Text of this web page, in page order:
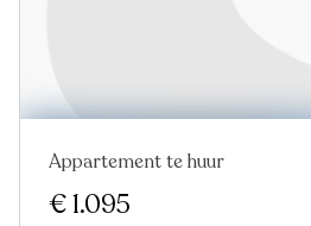
In optie
Appartement te huur
€ 1.095